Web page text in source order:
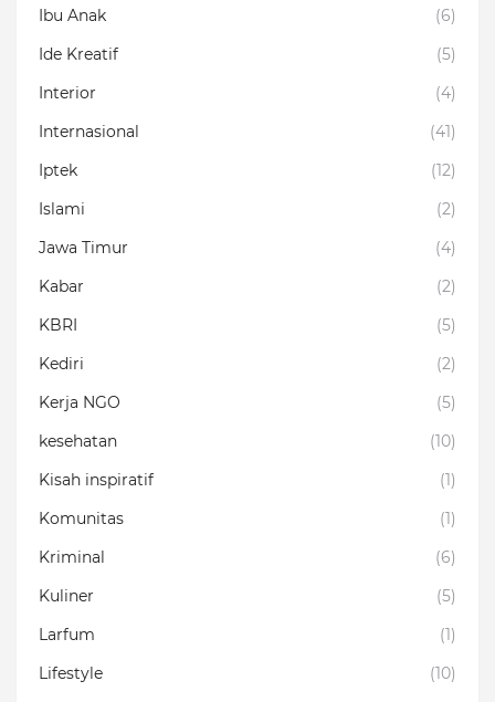
Ibu Anak
(6)
Ide Kreatif
(5)
Interior
(4)
Internasional
(41)
Iptek
(12)
Islami
(2)
Jawa Timur
(4)
Kabar
(2)
KBRI
(5)
Kediri
(2)
Kerja NGO
(5)
kesehatan
(10)
Kisah inspiratif
(1)
Komunitas
(1)
Kriminal
(6)
Kuliner
(5)
Larfum
(1)
Lifestyle
(10)